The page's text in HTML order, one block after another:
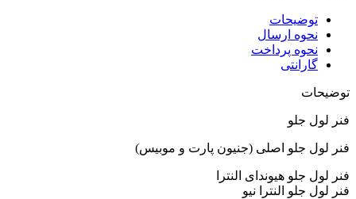
توضیحات
نحوه ارسال
نحوه پرداخت
گارانتی
توضیحات
فنر لول جلو
فنر لول جلو اصلی (جنیون پارت و موبیس)
فنر لول جلو هیوندای النترا
فنر لول جلو النترا نیو